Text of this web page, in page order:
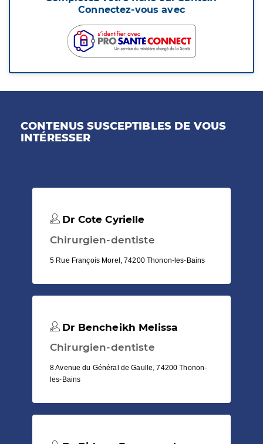
Connectez-vous avec
CONTENUS SUSCEPTIBLES DE VOUS
INTÉRESSER
Dr Cote Cyrielle
Chirurgien-dentiste
5 Rue François Morel, 74200 Thonon-les-Bains
Dr Bencheikh Melissa
Chirurgien-dentiste
8 Avenue du Général de Gaulle, 74200 Thonon-
les-Bains